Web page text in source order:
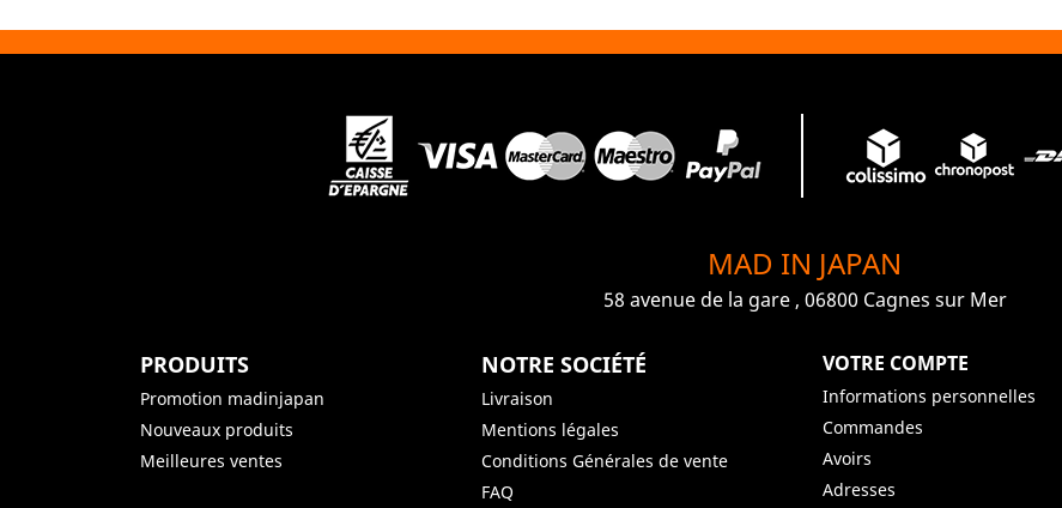
MAD IN JAPAN
58 avenue de la gare , 06800 Cagnes sur Mer
PRODUITS
Promotion madinjapan
Nouveaux produits
Meilleures ventes
NOTRE SOCIÉTÉ
Livraison
Mentions légales
Conditions Générales de vente
FAQ
VOTRE COMPTE
Informations personnelles
Commandes
Avoirs
Adresses